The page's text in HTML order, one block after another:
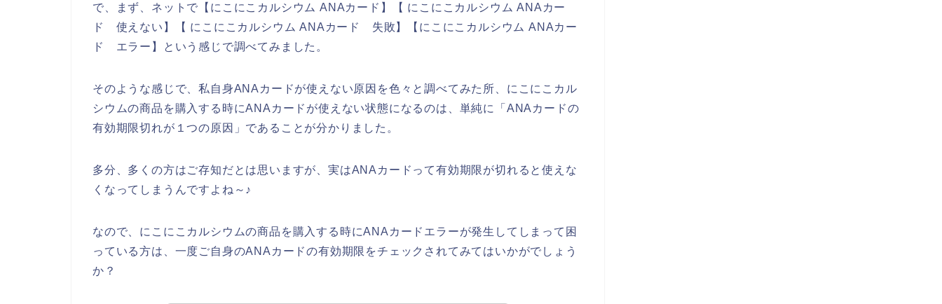
で、まず、ネットで【にこにこカルシウム ANAカード】【 にこにこカルシウム ANAカー
ド 使えない】【 にこにこカルシウム ANAカード 失敗】【にこにこカルシウム ANAカー
ド エラー】という感じで調べてみました。
そのような感じで、私自身ANAカードが使えない原因を色々と調べてみた所、にこにこカル
シウムの商品を購入する時にANAカードが使えない状態になるのは、単純に「ANAカードの
有効期限切れが１つの原因」であることが分かりました。
多分、多くの方はご存知だとは思いますが、実はANAカードって有効期限が切れると使えな
くなってしまうんですよね～♪
なので、にこにこカルシウムの商品を購入する時にANAカードエラーが発生してしまって困
っている方は、一度ご自身のANAカードの有効期限をチェックされてみてはいかがでしょう
か？